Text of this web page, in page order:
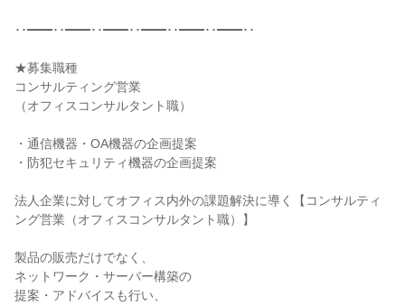
･･━━･･━━･･━━･･━━･･━━･･━━･･
★募集職種
コンサルティング営業
（オフィスコンサルタント職）
・通信機器・OA機器の企画提案
・防犯セキュリティ機器の企画提案
法人企業に対してオフィス内外の課題解決に導く【コンサルティ
ング営業（オフィスコンサルタント職）】
製品の販売だけでなく、
ネットワーク・サーバー構築の
提案・アドバイスも行い、